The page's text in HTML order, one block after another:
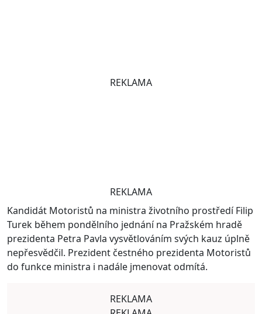
REKLAMA
REKLAMA
Kandidát Motoristů na ministra životního prostředí Filip
Turek během pondělního jednání na Pražském hradě
prezidenta Petra Pavla vysvětlováním svých kauz úplně
nepřesvědčil. Prezident čestného prezidenta Motoristů
do funkce ministra i nadále jmenovat odmítá.
REKLAMA